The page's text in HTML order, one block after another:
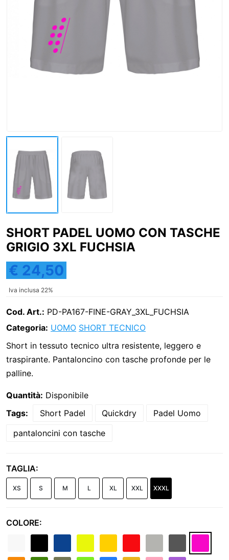
SHORT PADEL UOMO CON TASCHE
GRIGIO 3XL FUCHSIA
€ 24,50
Iva inclusa 22%
Cod. Art.: PD-PA167-FINE-GRAY_3XL_FUCHSIA
Categoria: UOMO SHORT TECNICO
Short in tessuto tecnico ultra resistente, leggero e
traspirante. Pantaloncino con tasche profonde per le
palline.
Quantità: Disponibile
Tags:
Short Padel Quickdry
Padel Uomo
pantaloncini con tasche
TAGLIA:
XS S M L XL XXL XXXL
COLORE: